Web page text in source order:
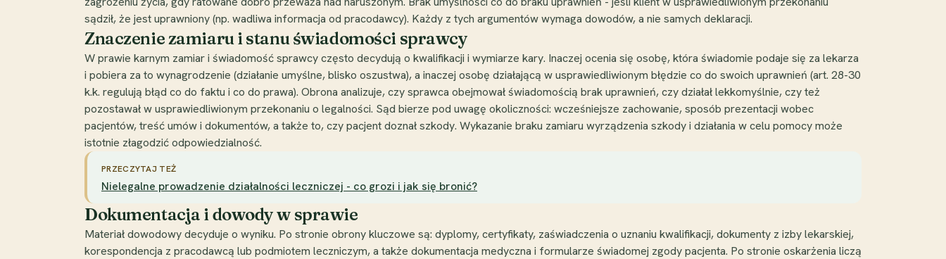
sądził, że jest uprawniony (np. wadliwa informacja od pracodawcy). Każdy z tych argumentów wymaga dowodów, a nie samych deklaracji.
Znaczenie zamiaru i stanu świadomości sprawcy
W prawie karnym zamiar i świadomość sprawcy często decydują o kwalifikacji i wymiarze kary. Inaczej ocenia się osobę, która świadomie podaje się za lekarza
i pobiera za to wynagrodzenie (działanie umyślne, blisko oszustwa), a inaczej osobę działającą w usprawiedliwionym błędzie co do swoich uprawnień (art. 28-30
k.k. regulują błąd co do faktu i co do prawa). Obrona analizuje, czy sprawca obejmował świadomością brak uprawnień, czy działał lekkomyślnie, czy też
pozostawał w usprawiedliwionym przekonaniu o legalności. Sąd bierze pod uwagę okoliczności: wcześniejsze zachowanie, sposób prezentacji wobec
pacjentów, treść umów i dokumentów, a także to, czy pacjent doznał szkody. Wykazanie braku zamiaru wyrządzenia szkody i działania w celu pomocy może
istotnie złagodzić odpowiedzialność.
PRZECZYTAJ TEŻ
Nielegalne prowadzenie działalności leczniczej - co grozi i jak się bronić?
Dokumentacja i dowody w sprawie
Materiał dowodowy decyduje o wyniku. Po stronie obrony kluczowe są: dyplomy, certyfikaty, zaświadczenia o uznaniu kwalifikacji, dokumenty z izby lekarskiej,
korespondencja z pracodawcą lub podmiotem leczniczym, a także dokumentacja medyczna i formularze świadomej zgody pacjenta. Po stronie oskarżenia liczą